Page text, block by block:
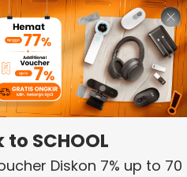
to SCHOOL
Diskon 7% up to 70